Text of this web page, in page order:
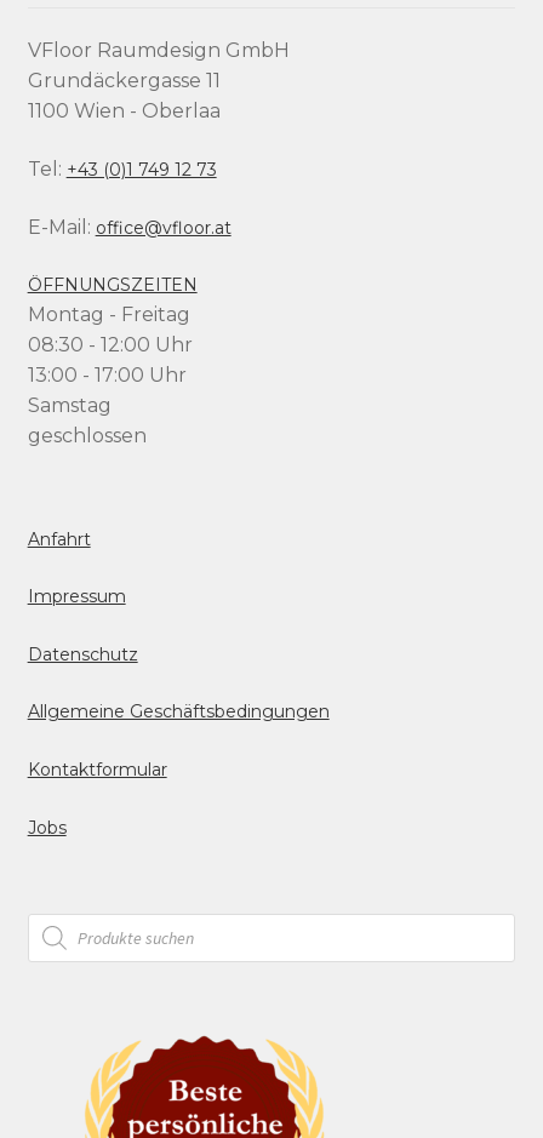
VFloor Raumdesign GmbH
Grundäckergasse 11
1100 Wien - Oberlaa
Tel: +43 (0)1 749 12 73
E-Mail: office@vfloor.at
ÖFFNUNGSZEITEN
Montag - Freitag
08:30 - 12:00 Uhr
13:00 - 17:00 Uhr
Samstag
geschlossen
Anfahrt
Impressum
Datenschutz
Allgemeine Geschäftsbedingungen
Kontaktformular
Jobs
Products
search